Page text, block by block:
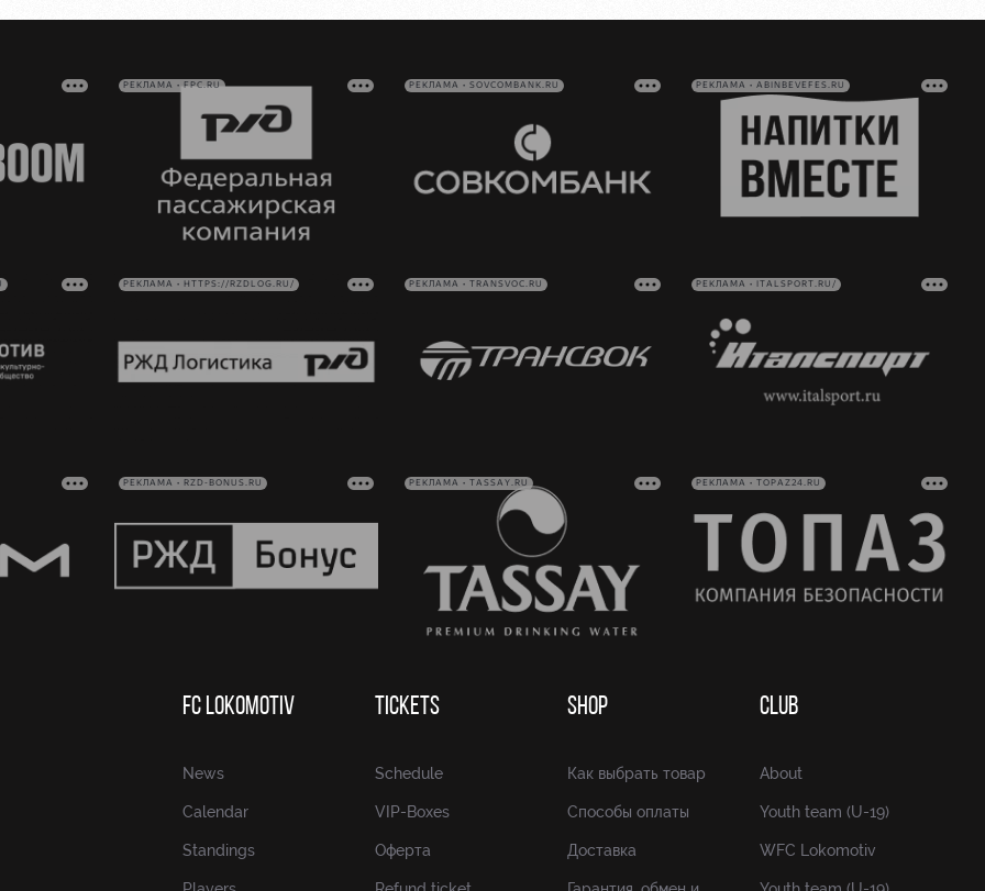
РЕКЛАМА • FPC.RU РЕКЛАМА • SOVCOMBANK.RU РЕКЛАМА • ABINBEVEFES.RU
РЕКЛАМА • HTTPS://RZDLOG.RU/ РЕКЛАМА • TRANSVOC.RU РЕКЛАМА • ITALSPORT.RU/
РЕКЛАМА • RZD-BONUS.RU РЕКЛАМА • TASSAY.RU РЕКЛАМА • TOPAZ24.RU
FC LOKOMOTIV
News
Calendar
Standings
TICKETS
Schedule
VIP-Boxes
Оферта
SHOP
Как выбрать товар
Способы оплаты
Доставка
CLUB
About
Youth team (U-19)
WFC Lokomotiv